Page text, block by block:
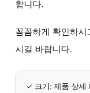
합니다.
꼼꼼하게 확인하
시길 바랍니다.
✓ 크기: 제품 상세